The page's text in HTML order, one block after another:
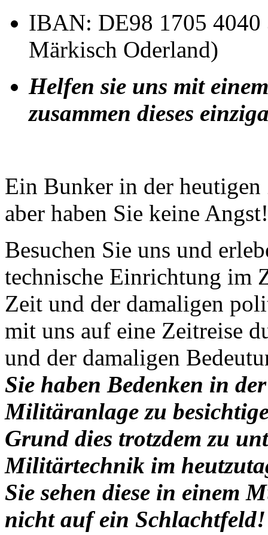
IBAN: DE98 1705 4040
Märkisch Oderland)
Helfen sie uns mit
zusammen dieses
Ein Bunker in der
aber haben Sie keine Angst!
Besuchen Sie uns und
technische Einrichtung im
Zeit und der damaligen
mit uns auf eine Zeitreise
und der damaligen
Sie haben Bedenken in
Militäranlage zu
Grund dies trotzdem zu
Militärtechnik im
Sie sehen diese in einem
nicht auf ein Schlachtfeld!